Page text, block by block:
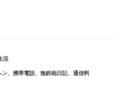
活
ン、 携帯電話、 無鉄砲日記、 通信料